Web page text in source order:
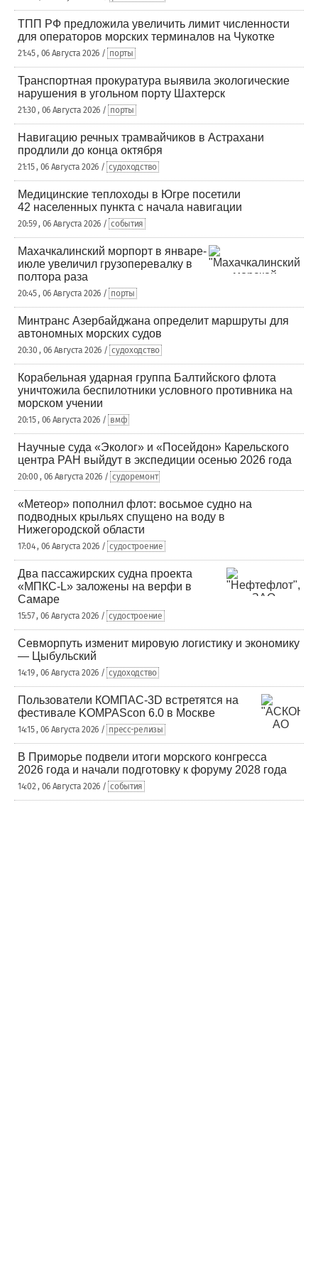
ТПП РФ предложила увеличить лимит численности
для операторов морских терминалов на Чукотке
21:45 , 06 Августа 2026 / порты
Транспортная прокуратура выявила экологические
нарушения в угольном порту Шахтерск
21:30 , 06 Августа 2026 / порты
Навигацию речных трамвайчиков в Астрахани
продлили до конца октября
21:15 , 06 Августа 2026 / судоходство
Медицинские теплоходы в Югре посетили
42 населенных пункта с начала навигации
20:59 , 06 Августа 2026 / события
Махачкалинский морпорт в январе-
июле увеличил грузоперевалку в
полтора раза
20:45 , 06 Августа 2026 / порты
Минтранс Азербайджана определит маршруты для
автономных морских судов
20:30 , 06 Августа 2026 / судоходство
Корабельная ударная группа Балтийского флота
уничтожила беспилотники условного противника на
морском учении
20:15 , 06 Августа 2026 / вмф
Научные суда «Эколог» и «Посейдон» Карельского
центра РАН выйдут в экспедиции осенью 2026 года
20:00 , 06 Августа 2026 / судоремонт
«Метеор» пополнил флот: восьмое судно на
подводных крыльях спущено на воду в
Нижегородской области
17:04 , 06 Августа 2026 / судостроение
Два пассажирских судна проекта
«МПКС-L» заложены на верфи в
Самаре
15:57 , 06 Августа 2026 / судостроение
Севморпуть изменит мировую логистику и экономику
— Цыбульский
14:19 , 06 Августа 2026 / судоходство
Пользователи КОМПАС-3D встретятся на
фестивале KOMPAScon 6.0 в Москве
14:15 , 06 Августа 2026 / пресс-релизы
В Приморье подвели итоги морского конгресса
2026 года и начали подготовку к форуму 2028 года
14:02 , 06 Августа 2026 / события